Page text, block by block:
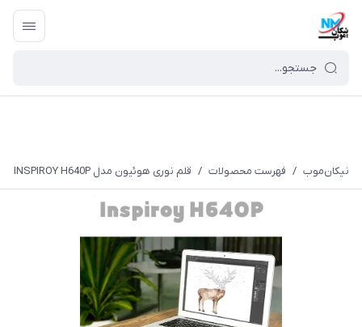
نیکان‌موب / فهرست محصولات / قلم نوری هوئیون مدل INSPIROY H640P